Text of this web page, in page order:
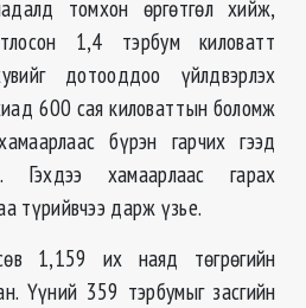
томхон өргөтгөл хийж,
1,4 тэрбум киловатт
дотооддоо үйлдвэрлэх
600 сая киловаттын боломж
бүрэн гарчих гээд
Гэхдээ хамаарлаас гарах
түрийвчээ дарж үзье.
1,159 их наяд төгрөгийн
Үүний 359 тэрбумыг засгийн